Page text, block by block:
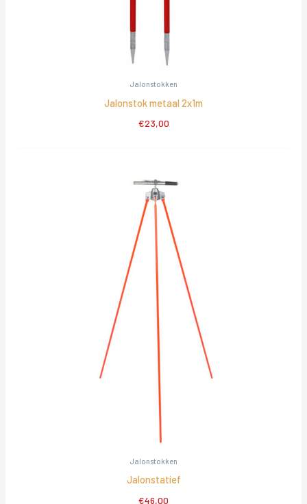
Jalonstokken
Jalonstok metaal 2x1m
€23,00
Jalonstokken
Jalonstatief
€46,00